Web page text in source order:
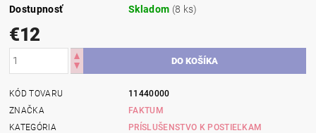
Dostupnosť Skladom (8 ks)
€12
KÓD TOVARU
11440000
ZNAČKA
FAKTUM
KATEGÓRIA
PRÍSLUŠENSTVO K POSTIEĽKAM